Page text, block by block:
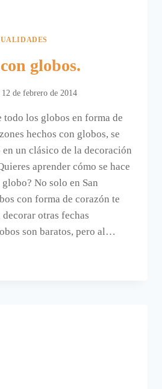
globos.
12 de febrero de 2014
todo los globos en forma de
hechos con globos, se
un clásico de la decoración
aprender cómo se hace
No solo en San
con forma de corazón te
otras fechas
son baratos, pero al…